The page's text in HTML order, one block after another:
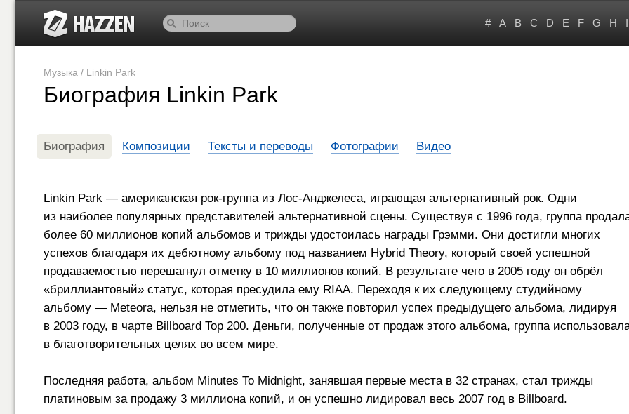
# A B C D E F G H I
Музыка / Linkin Park
Биография Linkin Park
Биография Композиции Тексты и переводы Фотографии Видео
Linkin Park — американская рок-группа из Лос-Анджелеса, играющая альтернативный рок. Одни
из наиболее популярных представителей альтернативной сцены. Существуя с 1996 года, группа
более 60 миллионов копий альбомов и трижды удостоилась награды Грэмми. Они достигли многих
успехов благодаря их дебютному альбому под названием Hybrid Theory, который своей успешной
продаваемостью перешагнул отметку в 10 миллионов копий. В результате чего в 2005 году он обрёл
«бриллиантовый» статус, которая пресудила ему RIAA. Переходя к их следующему студийному
альбому — Meteora, нельзя не отметить, что он также повторил успех предыдущего альбома, лидируя
в 2003 году, в чарте Billboard Top 200. Деньги, полученные от продаж этого альбома, группа
в благотворительных целях во всем мире.
Последняя работа, альбом Minutes To Midnight, занявшая первые места в 32 странах, стал трижды
платиновым за продажу 3 миллиона копий, и он успешно лидировал весь 2007 год в Billboard.